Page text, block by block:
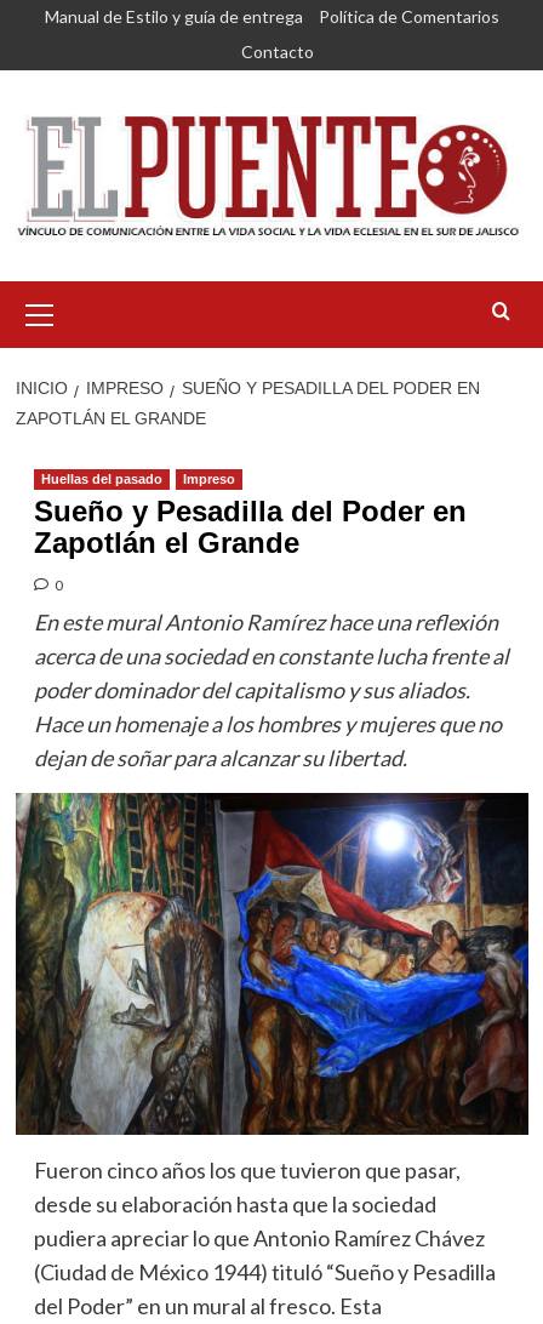
Saltar
contenido
Manual de Estilo y guía de entrega
Política de Comentarios
Contacto
primario
INICIO IMPRESO
SUEÑO Y PESADILLA DEL PODER EN
ZAPOTLÁN EL GRANDE
Huellas del pasado Impreso
Sueño y Pesadilla del Poder en
Zapotlán el Grande
0
En este mural Antonio Ramírez hace una reflexión
acerca de una sociedad en constante lucha frente al
poder dominador del capitalismo y sus aliados.
Hace un homenaje a los hombres y mujeres que no
dejan de soñar para alcanzar su libertad.
Fueron cinco años los que tuvieron que pasar,
desde su elaboración hasta que la sociedad
pudiera apreciar lo que Antonio Ramírez Chávez
(Ciudad de México 1944) tituló “Sueño y Pesadilla
del Poder” en un mural al fresco. Esta